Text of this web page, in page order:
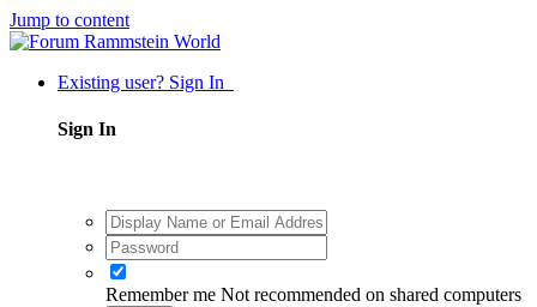
Jump to content
Existing user? Sign In
Sign In
Remember me Not recommended on shared computers